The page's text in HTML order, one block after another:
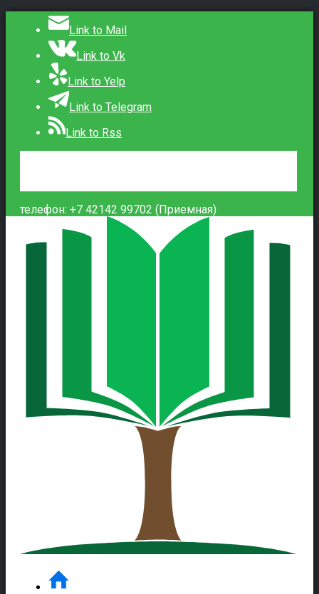
Link to Mail
Link to Vk
Link to Yelp
Link to Telegram
Link to Rss
телефон: +7 42142 99702 (Приемная)